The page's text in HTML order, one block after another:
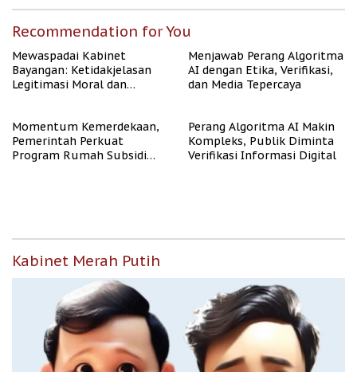
Recommendation for You
Mewaspadai Kabinet
Bayangan: Ketidakjelasan
Legitimasi Moral dan
Menjawab Perang Algoritma
AI dengan Etika, Verifikasi,
dan Media Tepercaya
Momentum Kemerdekaan,
Pemerintah Perkuat
Program Rumah Subsidi
Perang Algoritma AI Makin
Kompleks, Publik Diminta
Verifikasi Informasi Digital
Kabinet Merah Putih